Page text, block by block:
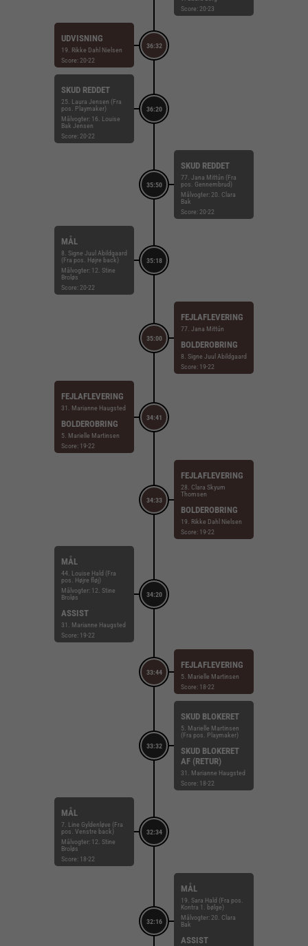
Score: 20-23
36:32
UDVISNING
19. Rikke Dahl Nielsen
Score: 20-22
36:20
SKUD REDDET
25. Laura Jensen (Fra
pos. Playmaker)
Målvogter: 16. Louise
Bak Jensen
Score: 20-22
35:50
SKUD REDDET
77. Jana Mittún (Fra
pos. Gennembrud)
Målvogter: 20. Clara
Bak
Score: 20-22
35:18
MÅL
8. Signe Juul Abildgaard
(Fra pos. Højre back)
Målvogter: 12. Stine
Broløs
Score: 20-22
35:00
FEJLAFLEVERING
77. Jana Mittún
BOLDEROBRING
8. Signe Juul Abildgaard
Score: 19-22
34:41
FEJLAFLEVERING
31. Marianne Haugsted
BOLDEROBRING
5. Marielle Martinsen
Score: 19-22
34:33
FEJLAFLEVERING
28. Clara Skyum
Thomsen
BOLDEROBRING
19. Rikke Dahl Nielsen
Score: 19-22
34:20
MÅL
44. Louise Hald (Fra
pos. Højre fløj)
Målvogter: 12. Stine
Broløs
ASSIST
31. Marianne Haugsted
Score: 19-22
33:44
FEJLAFLEVERING
5. Marielle Martinsen
Score: 18-22
33:32
SKUD BLOKERET
5. Marielle Martinsen
(Fra pos. Playmaker)
SKUD BLOKERET
AF (RETUR)
31. Marianne Haugsted
Score: 18-22
32:34
MÅL
7. Line Gyldenløve (Fra
pos. Venstre back)
Målvogter: 12. Stine
Broløs
Score: 18-22
32:16
MÅL
19. Sara Hald (Fra pos.
Kontra 1. bølge)
Målvogter: 20. Clara
Bak
ASSIST